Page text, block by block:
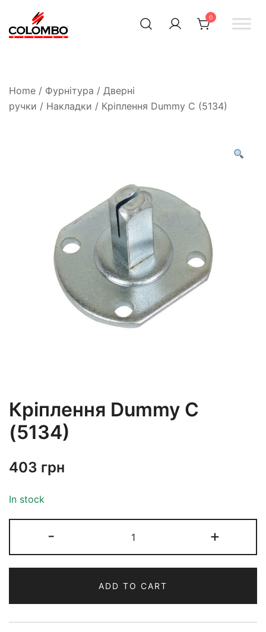
0
Home / Фурнітура / Дверні
ручки / Накладки / Кріплення Dummy C (5134)
Кріплення Dummy C
(5134)
403 грн
In stock
- +
ADD TO CART